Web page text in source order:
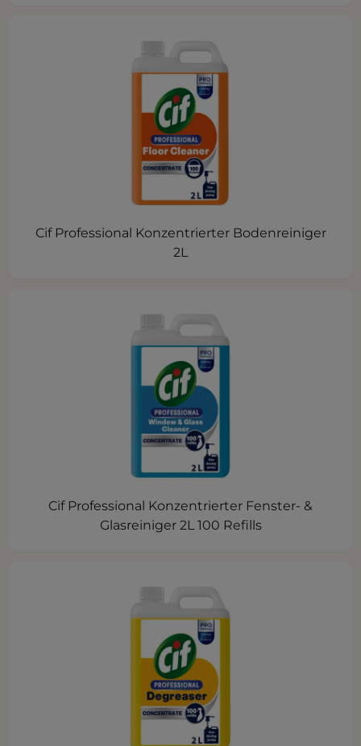
Cif Professional Konzentrierter Bodenreiniger
2L
Cif Professional Konzentrierter Fenster- &
Glasreiniger 2L 100 Refills